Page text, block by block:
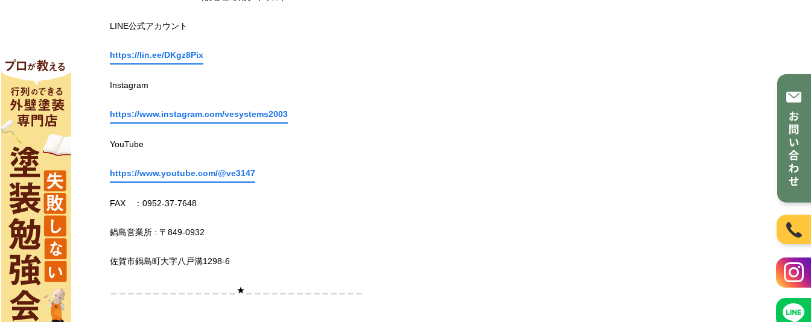
LINE公式アカウント
https://lin.ee/DKgz8Pix
Instagram
https://www.instagram.com/vesystems2003
YouTube
https://www.youtube.com/@ve3147
FAX ：0952-37-7648
鍋島営業所 : 〒849-0932
佐賀市鍋島町大字八戸溝1298-6
＿＿＿＿＿＿＿＿＿＿＿＿＿＿＿★＿＿＿＿＿＿＿＿＿＿＿＿＿＿